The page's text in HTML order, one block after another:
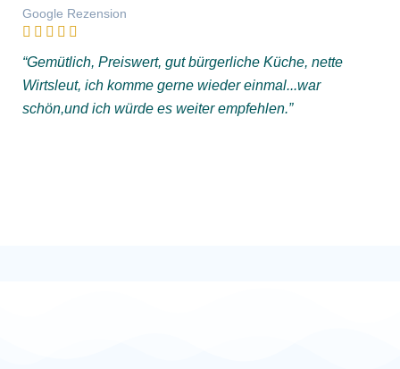
Google Rezension
“Gemütlich, Preiswert, gut bürgerliche Küche, nette
Wirtsleut, ich komme gerne wieder einmal...war
schön,und ich würde es weiter empfehlen.”